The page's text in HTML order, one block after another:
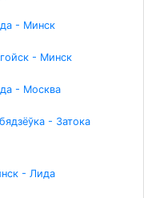
- Минск
- Минск
- Москва
- Затока
- Лида